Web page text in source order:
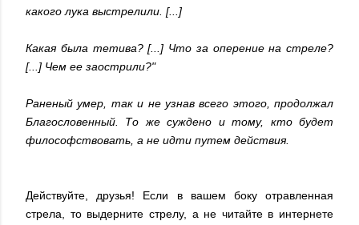
какого лука выстрелили. [...]
Какая была тетива? [...] Что за оперение на стреле?
[...] Чем ее заострили?"
Раненый умер, так и не узнав всего этого, продолжал
Благословенный. То же суждено и тому, кто будет
философствовать, а не идти путем действия.
Действуйте, друзья! Если в вашем боку отравленная
стрела, то выдерните стрелу, а не читайте в интернете